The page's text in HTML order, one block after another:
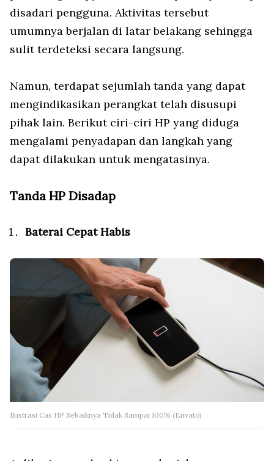
disadari pengguna. Aktivitas tersebut
umumnya berjalan di latar belakang sehingga
sulit terdeteksi secara langsung.
Namun, terdapat sejumlah tanda yang dapat
mengindikasikan perangkat telah disusupi
pihak lain. Berikut ciri-ciri HP yang diduga
mengalami penyadapan dan langkah yang
dapat dilakukan untuk mengatasinya.
Tanda HP Disadap
Baterai Cepat Habis
Ilustrasi Cas HP Sebaiknya Tidak Sampai 100% (Envato)